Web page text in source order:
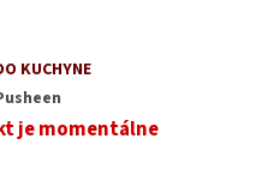
KUCHYNE
je momentálne